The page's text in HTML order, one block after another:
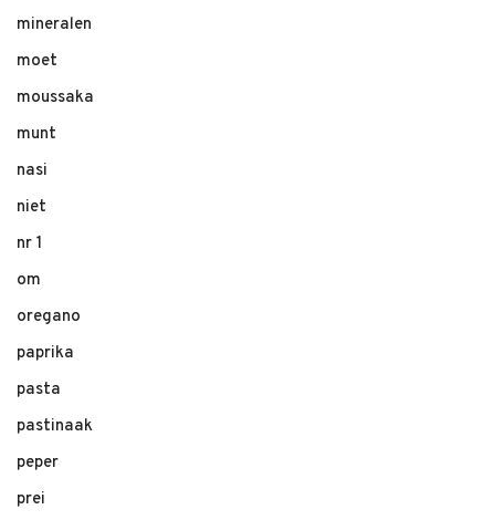
mineralen
moet
moussaka
munt
nasi
niet
nr 1
om
oregano
paprika
pasta
pastinaak
peper
prei